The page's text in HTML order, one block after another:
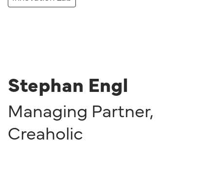
Stephan Engl
Managing Partner,
Creaholic